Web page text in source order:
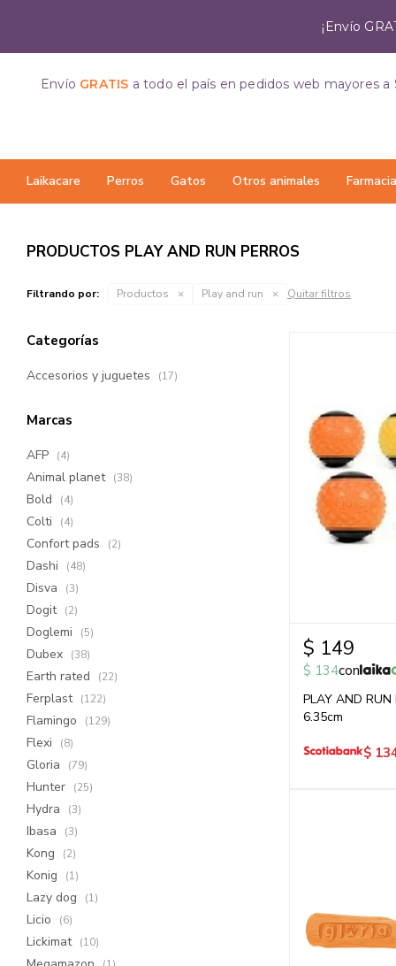
¡Envío
Laikacare Perros Gatos Otros animales Farmacia
Envío GRATIS a todo el país en pedidos web mayores a
PRODUCTOS PLAY AND RUN PERROS
Filtrando por: Productos Play and run Quitar filtros
$ 149
$ 134con
PLAY AND RUN
6.35cm
$
Categorías
Accesorios y juguetes (17)
Marcas
AFP (4)
Animal planet (38)
Bold (4)
Colti (4)
Confort pads (2)
Dashi (48)
Disva (3)
Dogit (2)
Doglemi (5)
Dubex (38)
Earth rated (22)
Ferplast (122)
Flamingo (129)
Flexi (8)
Gloria (79)
Hunter (25)
Hydra (3)
Ibasa (3)
Kong (2)
Konig (1)
Lazy dog (1)
Licio (6)
Lickimat (10)